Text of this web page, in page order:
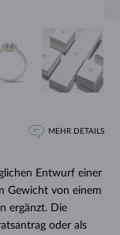
Entwurf einer
Gewicht von einem
ergänzt. Die
oder als
MEHR DETAILS